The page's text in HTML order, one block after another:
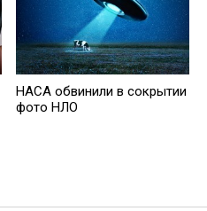
НАСА обвинили в сокрытии
фото НЛО